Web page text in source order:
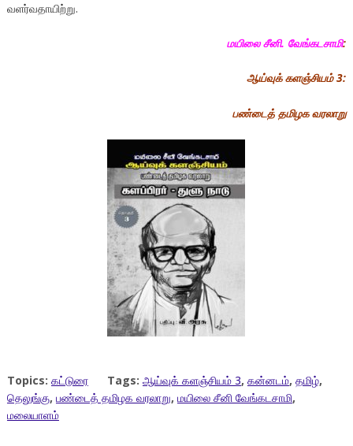
வளர்வதாயிற்று.
மயிலை சீனி. வேங்கடசாமி:
ஆய்வுக் களஞ்சியம் 3:
பண்டைத் தமிழக வரலாறு
Topics: கட்டுரை Tags: ஆய்வுக் களஞ்சியம் 3, கன்னடம், தமிழ்,
தெலுங்கு, பண்டைத் தமிழக வரலாறு, மயிலை சீனி வேங்கடசாமி,
மலையாளம்